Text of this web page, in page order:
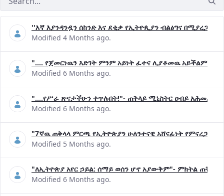
''እኛ እያንዳንዷን ሰከንድ እና ደቂቃ የኢትዮጲያን ብልፅግና
Modified 4 Months ago.
".... የጀመርነዉን እድገት ምንም አይነት ፈተና ሊያቆመዉ አይችልም"-
Modified 6 Months ago.
"....የሥራ ጽናታችሁን ቀጥሉበት!"- ጠቅላይ ሚኒስትር ዐብይ አሕመድ (ዶ/
Modified 6 Months ago.
"7ኛዉ ጠቅላላ ምርጫ የኢትዮጵያን ሁለንተናዊ አሸናፊነት
Modified 5 Months ago.
"ለኢትዮጵያ አየር ኃይል: ሰማይ ወሰን ሆኖ አያውቅም"- ምክትል ጠቅላይ
Modified 6 Months ago.